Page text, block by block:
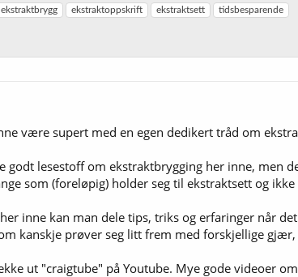
ekstraktbrygg ekstraktoppskrift ekstraktsett tidsbesparende
være supert med en egen dedikert tråd om
godt lesestoff om ekstraktbrygging her inne, men
som (foreløpig) holder seg til ekstraktsett og
inne kan man dele tips, triks og erfaringer når
kanskje prøver seg litt frem med forskjellige
ut "craigtube" på Youtube. Mye gode videoer